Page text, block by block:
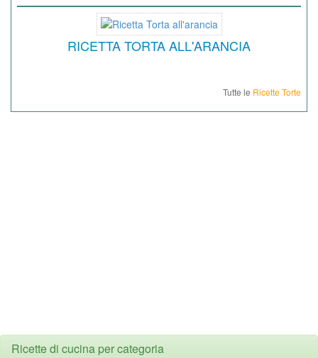
RICETTA TORTA ALL'ARANCIA
Tutte le Ricette Torte
Ricette di cucina per categoria